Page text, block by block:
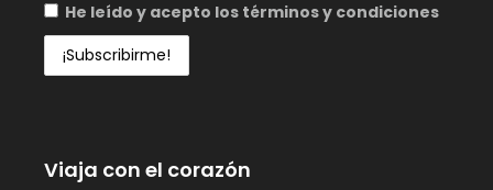
He leído y acepto los términos y condiciones
Viaja con el corazón